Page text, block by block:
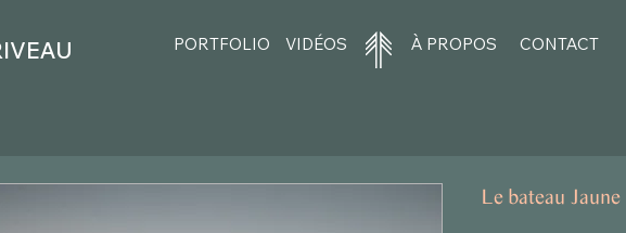
PORTFOLIO VIDÉOS À PROPOS CONTACT
Le bateau Jaune